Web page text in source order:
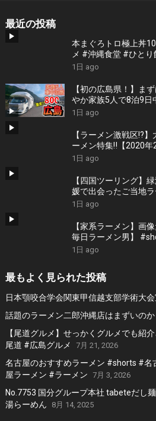
最近の投稿
本まぐろトロ極上丼
メ #沖縄食堂 #ひと
1日 ago
【初の広島県！】ま
やか家族5人で8泊9日
風情溢れる尾道と家
全国制覇！＞
1日 ago
【ラーメン激戦区!?
ーメン特集‼︎【2020年
1日 ago
【四国ツーリング】
媛で出会ったご当地
1日 ago
【家系ラーメン】画
毎日ラーメン男】
1日 ago
最もよく見られた投稿
日本顎咬合学会関東甲信越支部学術大
話題のラーメン二郎沖縄店はまずいのか
【尾道グルメ】せっかくグルメでも紹
尾道 #広島グルメ
7月 21, 2026
名古屋のおすすめラーメン #shorts #
屋ラーメン #ラーメン 7月 3, 2026
No.7753 国分グループ本社 tabeteだし
湯らーめん
8月 14, 2025